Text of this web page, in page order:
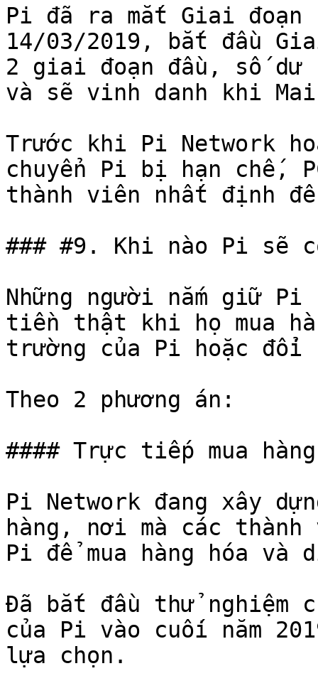
Pi đã ra mắt Giai đoạn
14/03/2019, bắt đầu
2 giai đoạn đầu, số dư
và sẽ vinh danh khi
Trước khi Pi Network
chuyển Pi bị hạn chế,
thành viên nhất định
### #9. Khi nào Pi
Những người nắm giữ
tiền thật khi họ mua
trường của Pi hoặc
Theo 2 phương án:
#### Trực tiếp mua
Pi Network đang xây
hàng, nơi mà các
Pi để mua hàng hóa và
Đã bắt đầu thử nghiệm
của Pi vào cuối năm
lựa chọn.